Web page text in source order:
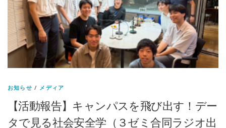
お知らせ / メディア
【活動報告】キャンパスを飛び出す！デー
タで見る社会安全学（３ゼミ合同ラジオ出